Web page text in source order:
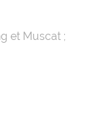
et Muscat ;